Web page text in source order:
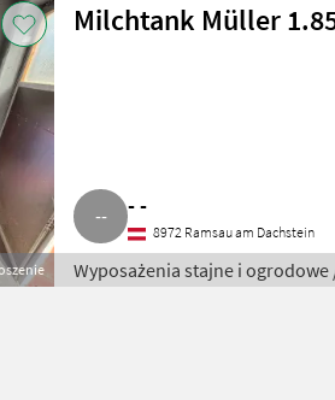
Milchtank Müller
- -
8972 Ramsau am Dachstein
Wyposażenia stajne i ogrodowe